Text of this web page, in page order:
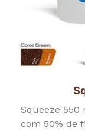
Squeeze 550
com 50% de